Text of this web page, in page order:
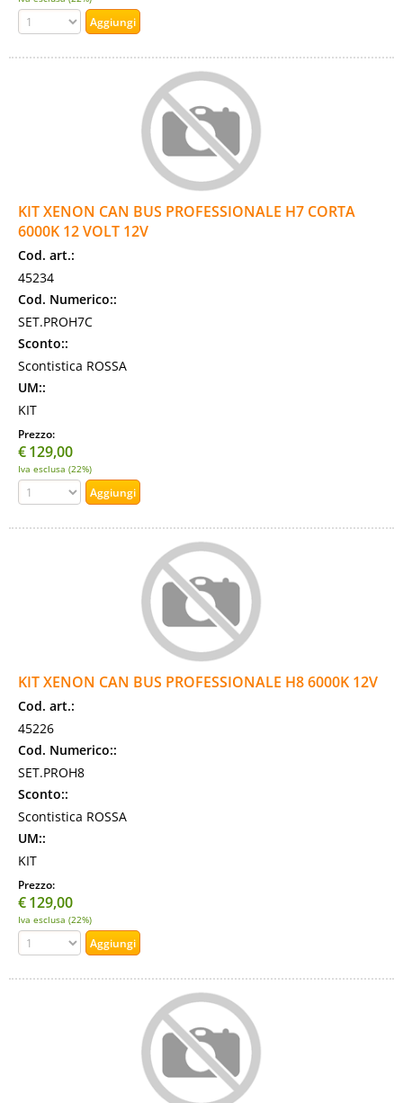
KIT XENON CAN BUS PROFESSIONALE H7 CORTA
6000K 12 VOLT 12V
Cod. art.:
45234
Cod. Numerico::
SET.PROH7C
Sconto::
Scontistica ROSSA
UM::
KIT
Prezzo:
€129,00
Iva esclusa (22%)
KIT XENON CAN BUS PROFESSIONALE H8 6000K 12V
Cod. art.:
45226
Cod. Numerico::
SET.PROH8
Sconto::
Scontistica ROSSA
UM::
KIT
Prezzo:
€129,00
Iva esclusa (22%)